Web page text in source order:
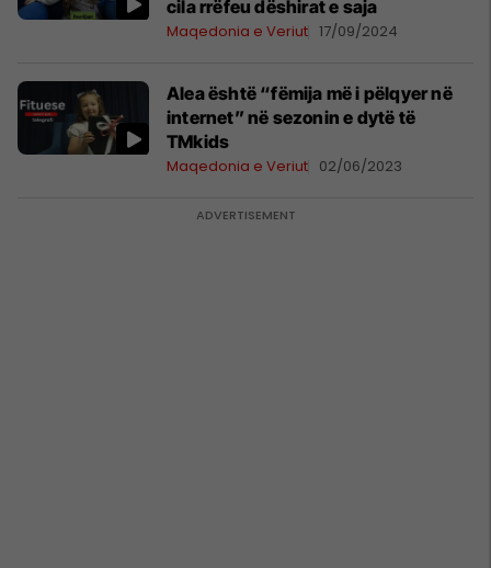
cila rrëfeu dëshirat e saja
Maqedonia e Veriut 17/09/2024
Alea është “fëmija më i pëlqyer në
internet” në sezonin e dytë të
TMkids
Maqedonia e Veriut 02/06/2023